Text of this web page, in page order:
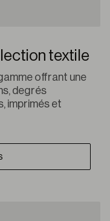
textile
offrant une
degrés
imprimés et